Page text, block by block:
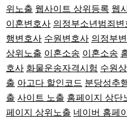
위노출 웹사이트 상위등록 웹
이혼변호사 의정부소년범죄변
행변호사 수원변호사 의정부
상위노출 이혼소송 이혼소송
호사 화물운송자격시험 수원
출 아고다 할인코드 분당성추
출 사이트 노출 홈페이지 상단
페이지 상위노출 네이버 홈페